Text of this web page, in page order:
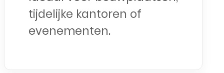
tijdelijke kantoren of
evenementen.